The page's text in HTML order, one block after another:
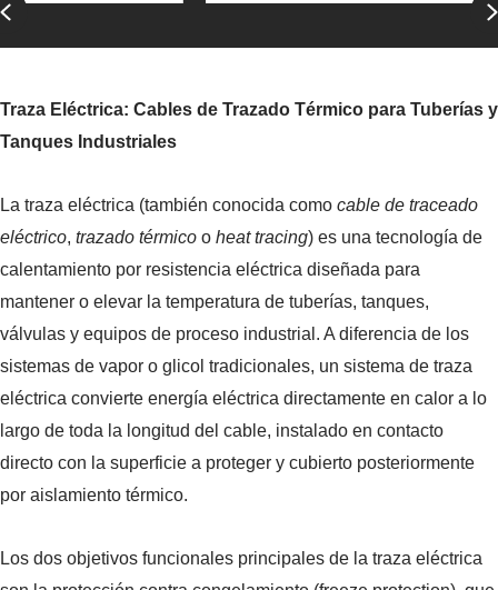
Racores y Conectores Hidráulicos de Acero
Previous
Traza Eléctrica: Cables de Trazado Térmico para Tuberías y
Tanques Industriales
La traza eléctrica (también conocida como cable de traceado
eléctrico, trazado térmico o heat tracing) es una tecnología de
calentamiento por resistencia eléctrica diseñada para
mantener o elevar la temperatura de tuberías, tanques,
válvulas y equipos de proceso industrial. A diferencia de los
sistemas de vapor o glicol tradicionales, un sistema de traza
eléctrica convierte energía eléctrica directamente en calor a lo
largo de toda la longitud del cable, instalado en contacto
directo con la superficie a proteger y cubierto posteriormente
por aislamiento térmico.
Los dos objetivos funcionales principales de la traza eléctrica